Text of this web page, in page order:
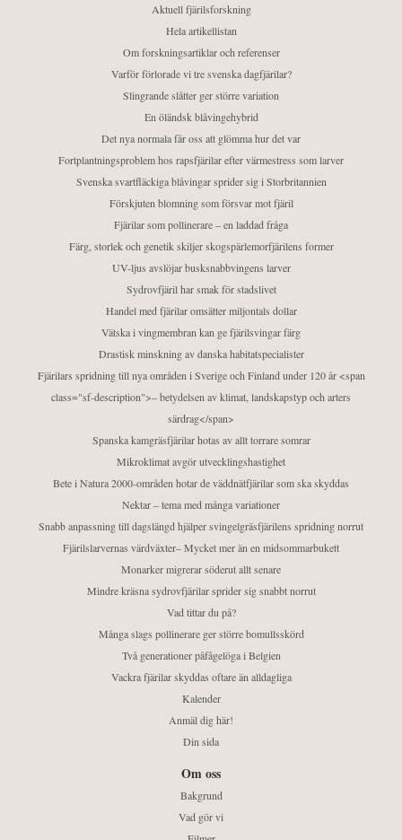
Aktuell fjärilsforskning
Hela artikellistan
Om forskningsartiklar och referenser
Varför förlorade vi tre svenska dagfjärilar?
Slingrande slåtter ger större variation
En öländsk blåvingehybrid
Det nya normala får oss att glömma hur det var
Fortplantningsproblem hos rapsfjärilar efter värmestress som larver
Svenska svartfläckiga blåvingar sprider sig i Storbritannien
Förskjuten blomning som försvar mot fjäril
Fjärilar som pollinerare – en laddad fråga
Färg, storlek och genetik skiljer skogspärlemorfjärilens former
UV-ljus avslöjar busksnabbvingens larver
Sydrovfjäril har smak för stadslivet
Handel med fjärilar omsätter miljontals dollar
Vätska i vingmembran kan ge fjärilsvingar färg
Drastisk minskning av danska habitatspecialister
Fjärilars spridning till nya områden i Sverige och Finland under 120 år <span
class="sf-description">– betydelsen av klimat, landskapstyp och arters
särdrag</span>
Spanska kamgräsfjärilar hotas av allt torrare somrar
Mikroklimat avgör utvecklingshastighet
Bete i Natura 2000-områden hotar de väddnätfjärilar som ska skyddas
Nektar – tema med många variationer
Snabb anpassning till dagslängd hjälper svingelgräsfjärilens spridning norrut
Fjärilslarvernas värdväxter– Mycket mer än en midsommarbukett
Monarker migrerar söderut allt senare
Mindre kräsna sydrovfjärilar sprider sig snabbt norrut
Vad tittar du på?
Många slags pollinerare ger större bomullsskörd
Två generationer påfågelöga i Belgien
Vackra fjärilar skyddas oftare än alldagliga
Kalender
Anmäl dig här!
Din sida
Om oss
Bakgrund
Vad gör vi